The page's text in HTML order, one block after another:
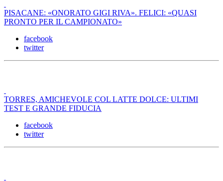
PISACANE: «ONORATO GIGI RIVA». FELICI: «QUASI
PRONTO PER IL CAMPIONATO»
facebook
twitter
TORRES, AMICHEVOLE COL LATTE DOLCE: ULTIMI
TEST E GRANDE FIDUCIA
facebook
twitter